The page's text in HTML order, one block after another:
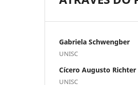
Gabriela Schwengber
UNISC
Cícero Augusto Richter
UNISC